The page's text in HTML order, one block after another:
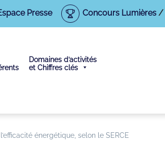
Presse Concours Lumières/
Domaines d’activités
et Chiffres clés
énergétique, selon le SERCE